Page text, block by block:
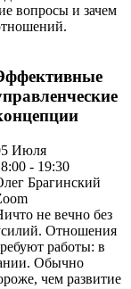
вопросы и зачем
Июля
- 19:30
Брагинский
не вечно без
Отношения
работы: в
Обычно
чем развитие